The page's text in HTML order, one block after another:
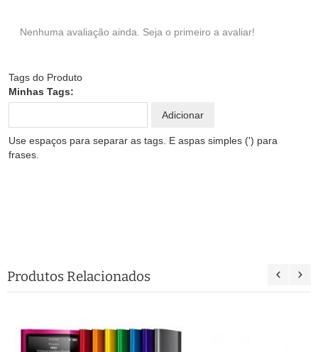
Nenhuma avaliação ainda. Seja o primeiro a avaliar!
Tags do Produto
Minhas Tags:
Adicionar
Use espaços para separar as tags. E aspas simples (') para
frases.
Produtos Relacionados